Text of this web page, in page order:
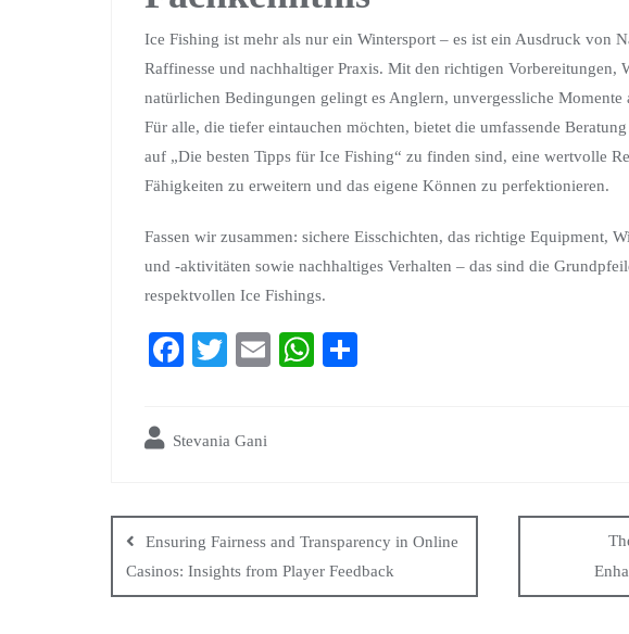
Ice Fishing ist mehr als nur ein Wintersport – es ist ein Ausdruck von
Raffinesse und nachhaltiger Praxis. Mit den richtigen Vorbereitungen,
natürlichen Bedingungen gelingt es Anglern, unvergessliche Momente
Für alle, die tiefer eintauchen möchten, bietet die umfassende
auf „Die besten Tipps für Ice Fishing“ zu finden sind, eine wertvolle
Fähigkeiten zu erweitern und das eigene Können zu perfektionieren.
Fassen wir zusammen: sichere Eisschichten, das richtige Equipment,
und -aktivitäten sowie nachhaltiges Verhalten – das sind die
respektvollen Ice Fishings.
Fa
ok
T
r
E
W
Stevania Gani
Ensuring Fairness and Transparency in Online
Casinos: Insights from Player Feedback